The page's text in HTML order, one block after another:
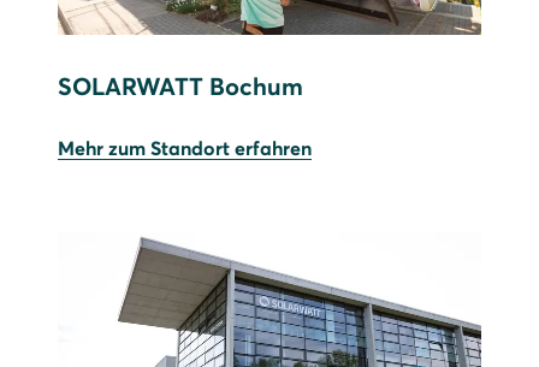
SOLARWATT Bochum
Mehr zum Standort erfahren